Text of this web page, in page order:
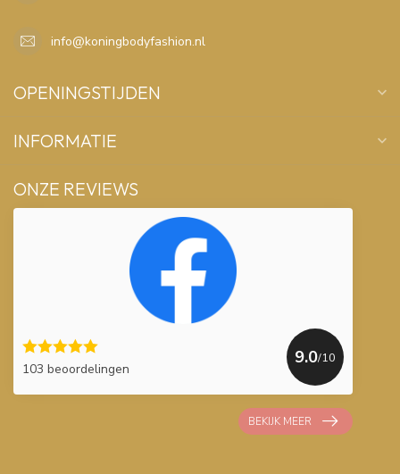
info@koningbodyfashion.nl
OPENINGSTIJDEN
INFORMATIE
ONZE REVIEWS
103 beoordelingen
9.0/10
BEKIJK MEER